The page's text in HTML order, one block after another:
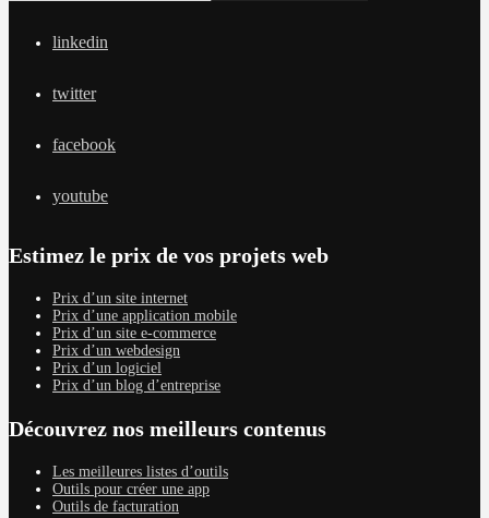
linkedin
twitter
facebook
youtube
Estimez le prix de vos projets web
Prix d’un site internet
Prix d’une application mobile
Prix d’un site e-commerce
Prix d’un webdesign
Prix d’un logiciel
Prix d’un blog d’entreprise
Découvrez nos meilleurs contenus
Les meilleures listes d’outils
Outils pour créer une app
Outils de facturation